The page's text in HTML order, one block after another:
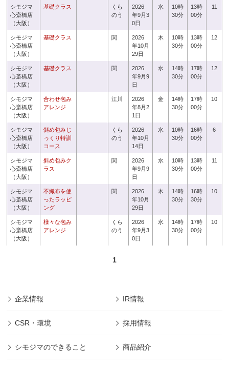
シモジマ
心斎橋店
（大阪）
基礎クラス
くら
のう
2026
年9月3
0日
水
10時
30分
13時
00分
11
シモジマ
心斎橋店
（大阪）
基礎クラス 関
2026
年10月
29日
木
10時
30分
13時
00分
12
シモジマ
心斎橋店
（大阪）
基礎クラス 関
2026
年9月9
日
水
14時
30分
17時
00分
12
シモジマ
心斎橋店
（大阪）
合わせ包み
アレンジ
江川
2026
年8月2
1日
金
14時
30分
17時
00分
10
シモジマ
心斎橋店
（大阪）
斜め包みじ
っくり特訓
コース
くら
のう
2026
年10月
14日
水
10時
30分
16時
00分
6
シモジマ
心斎橋店
（大阪）
斜め包みク
ラス
関
2026
年9月9
日
水
10時
30分
13時
00分
11
シモジマ
心斎橋店
（大阪）
不織布を使
ったラッピ
ング
関
2026
年10月
29日
木
14時
30分
16時
30分
10
シモジマ
心斎橋店
（大阪）
様々な包み
アレンジ
くら
のう
2026
年9月3
0日
水
14時
30分
17時
00分
10
1
企業情報 IR情報
CSR・環境 採用情報
シモジマのできること 商品紹介